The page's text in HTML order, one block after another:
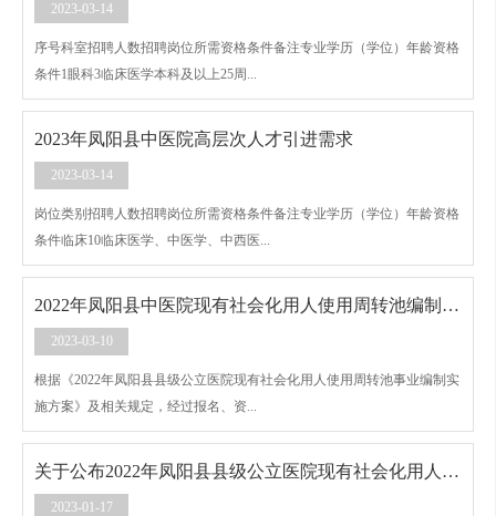
2023-03-14
序号科室招聘人数招聘岗位所需资格条件备注专业学历（学位）年龄资格
条件1眼科3临床医学本科及以上25周...
2023年凤阳县中医院高层次人才引进需求
2023-03-14
岗位类别招聘人数招聘岗位所需资格条件备注专业学历（学位）年龄资格
条件临床10临床医学、中医学、中西医...
2022年凤阳县中医院现有社会化用人使用周转池编制拟聘用人员名单公示
2023-03-10
根据《2022年凤阳县县级公立医院现有社会化用人使用周转池事业编制实
施方案》及相关规定，经过报名、资...
关于公布2022年凤阳县县级公立医院现有社会化用人使用周转池编制笔试成绩的通知
2023-01-17